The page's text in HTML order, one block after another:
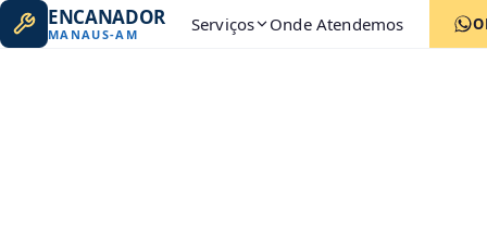
ENCANADOR
MANAUS-AM Serviços Onde Atendemos